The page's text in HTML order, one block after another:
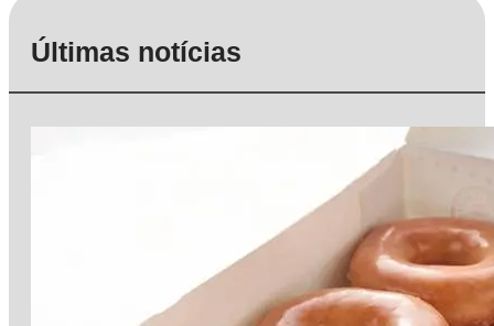
Últimas notícias